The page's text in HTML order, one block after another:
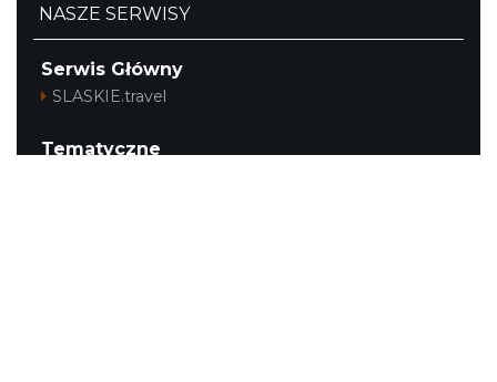
NASZE SERWISY
Serwis Główny
SLASKIE.travel
Tematyczne